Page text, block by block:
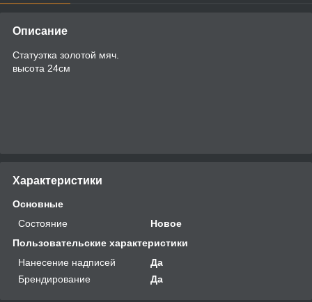
Описание
Статуэтка золотой мяч.
высота 24см
Характеристики
Основные
Состояние
Новое
Пользовательские характеристики
Нанесение надписей
Да
Брендирование
Да